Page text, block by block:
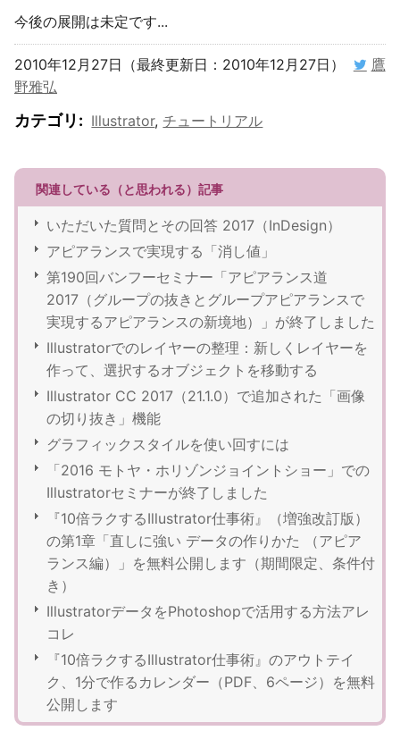
今後の展開は未定です...
2010年12月27日（最終更新日：2010年12月27日）
鷹
野雅弘
カテゴリ : Illustrator, チュートリアル
関連している（と思われる）記事
いただいた質問とその回答 2017（InDesign）
アピアランスで実現する「消し値」
第190回バンフーセミナー「アピアランス道
2017（グループの抜きとグループアピアランスで
実現するアピアランスの新境地）」が終了しました
Illustratorでのレイヤーの整理：新しくレイヤーを
作って、選択するオブジェクトを移動する
Illustrator CC 2017（21.1.0）で追加された「画像
の切り抜き」機能
グラフィックスタイルを使い回すには
「2016 モトヤ・ホリゾンジョイントショー」での
Illustratorセミナーが終了しました
『10倍ラクするIllustrator仕事術』（増強改訂版）
の第1章「直しに強い データの作りかた （アピア
ランス編）」を無料公開します（期間限定、条件付
き）
IllustratorデータをPhotoshopで活用する方法アレ
コレ
『10倍ラクするIllustrator仕事術』のアウトテイ
ク、1分で作るカレンダー（PDF、6ページ）を無料
公開します